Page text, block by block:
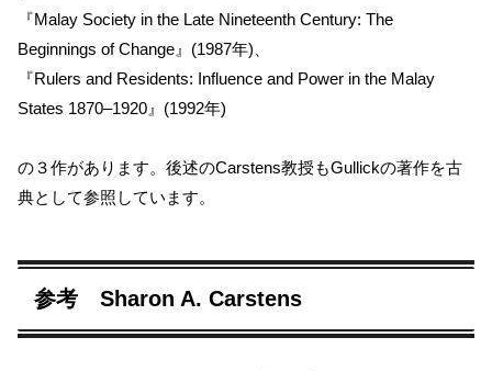
『Malay Society in the Late Nineteenth Century: The
Beginnings of Change』(1987年)、
『Rulers and Residents: Influence and Power in the Malay
States 1870–1920』(1992年)
の３作があります。後述のCarstens教授もGullickの著作を古
典として参照しています。
参考 Sharon A. Carstens